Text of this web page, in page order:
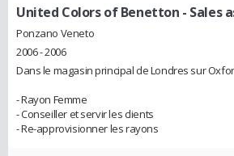
United Colors of Benetton - Sales
Ponzano Veneto
2006 - 2006
Dans le magasin principal de Londres sur
- Rayon Femme
- Conseiller et servir les clients
- Re-approvisionner les rayons